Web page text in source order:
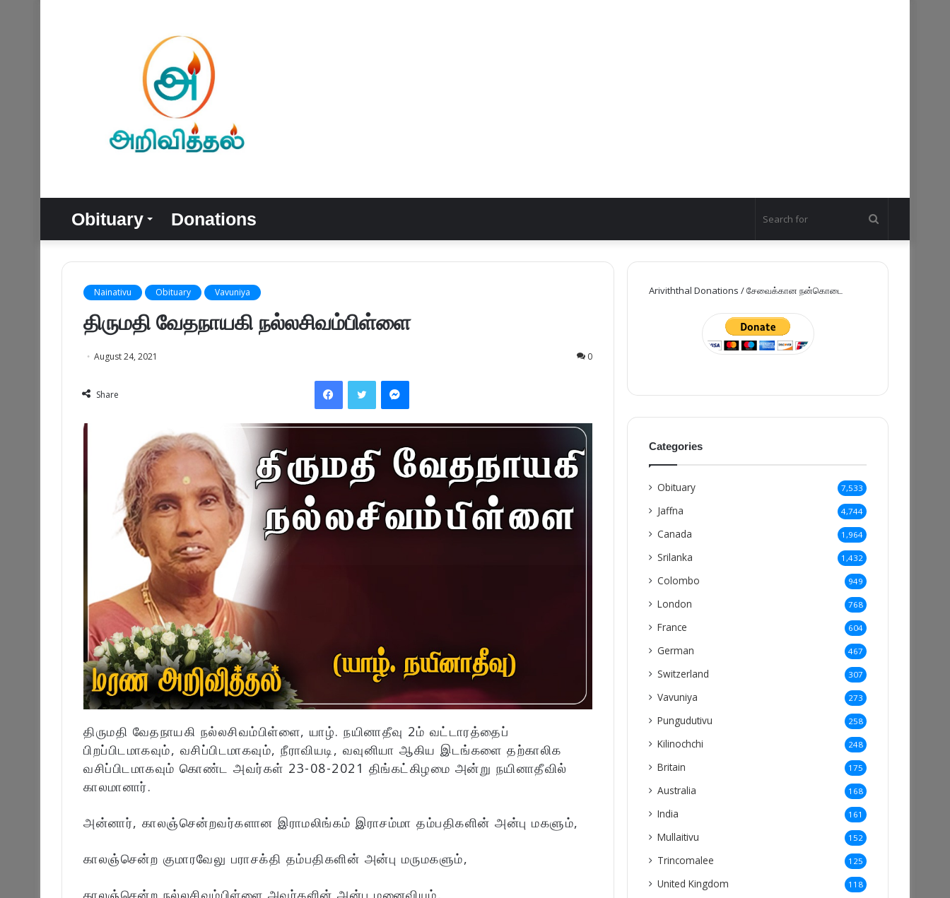
Obituary Donations
for
Nainativu Obituary Vavuniya
திருமதி வேதநாயகி நல்லசிவம்பிள்ளை
August 24, 2021 0
Share
FacebookTwitter Messenger
திருமதி வேதநாயகி நல்லசிவம்பிள்ளை, யாழ். நயினாதீவு 2ம் வட்டாரத்தைப்
பிறப்பிடமாகவும், வசிப்பிடமாகவும், நீராவியடி, வவுனியா ஆகிய இடங்களை தற்காலிக
வசிப்பிடமாகவும் கொண்ட அவர்கள் 23-08-2021 திங்கட்கிழமை அன்று நயினாதீவில்
காலமானார்.
அன்னார், காலஞ்சென்றவர்களான இராமலிங்கம் இராசம்மா தம்பதிகளின் அன்பு மகளும்,
காலஞ்சென்ற குமாரவேலு பராசக்தி தம்பதிகளின் அன்பு மருமகளும்,
காலஞ்சென்ற நல்லசிவம்பிள்ளை அவர்களின் அன்பு மனைவியும்,
Ariviththal Donations / சேவைக்கான நன்கொடை
Categories
Obituary 7,533
Jaffna 4,744
Canada 1,964
Srilanka 1,432
Colombo 949
London 768
France 604
German 467
Switzerland 307
Vavuniya 273
Pungudutivu 258
Kilinochchi 248
Britain 175
Australia 168
India 161
Mullaitivu 152
Trincomalee 125
United Kingdom 118